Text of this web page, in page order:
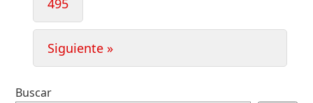
495
Siguiente »
Buscar